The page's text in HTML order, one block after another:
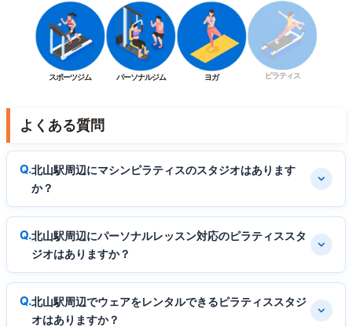
スポーツジム パーソナルジム ヨガ ピラティス
よくある質問
北山駅周辺にマシンピラティスのスタジオはあります
か？
北山駅周辺にパーソナルレッスン対応のピラティススタ
ジオはありますか？
北山駅周辺でウェアをレンタルできるピラティススタジ
オはありますか？